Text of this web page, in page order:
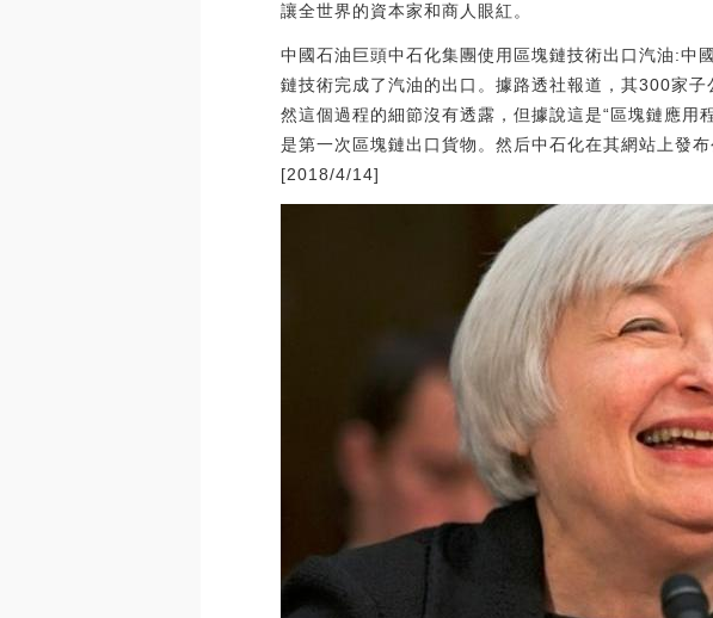
讓全世界的資本家和商人眼紅。
中國石油巨頭中石化集團使用區塊鏈技術出口汽油:中
鏈技術完成了汽油的出口。據路透社報道，其300家
然這個過程的細節沒有透露，但據說這是“區塊鏈應用
是第一次區塊鏈出口貨物。然后中石化在其網站上發
[2018/4/14]